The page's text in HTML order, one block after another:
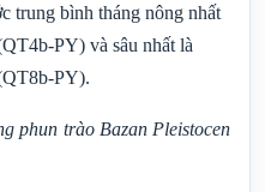
trung bình tháng nông nhất
PY) và sâu nhất là
PY).
phun trào Bazan Pleistocen